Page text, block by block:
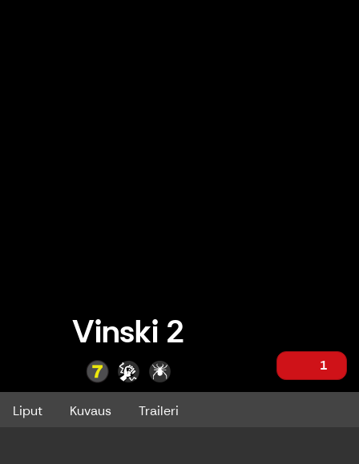
Vinski 2
1
Liput Kuvaus Traileri